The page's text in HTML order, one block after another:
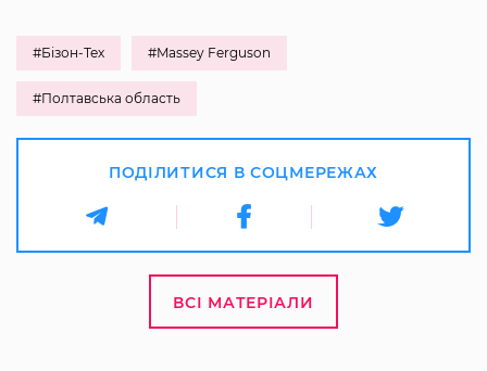
#Бізон-Тех #Massey Ferguson
#Полтавська область
ПОДІЛИТИСЯ В СОЦМЕРЕЖАХ
ВСІ МАТЕРІАЛИ